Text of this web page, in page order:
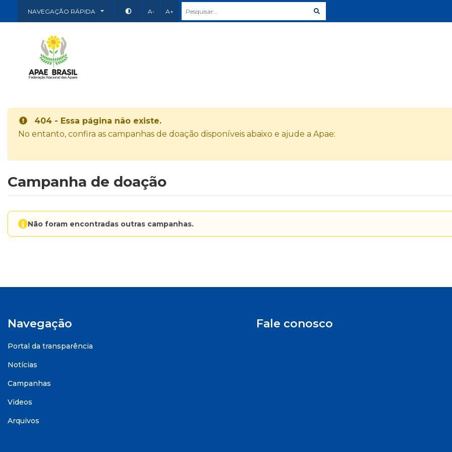
NAVEGAÇÃO RÁPIDA A- A+
404 - Essa página não existe.
No entanto, confira as campanhas de doação disponíveis abaixo e ajude a Apae:
Campanha de doação
Não foram encontradas outras campanhas.
Navegação
Portal da transparência
Notícias
Campanhas
Videos
Arquivos
Fale conosco